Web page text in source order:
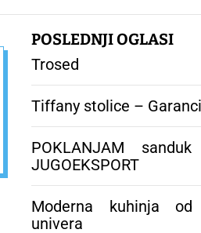
POSLEDNJI OGLASI
Trosed
Tiffany stolice –
POKLANJAM
JUGOEKSPORT
Moderna kuhinja
univera